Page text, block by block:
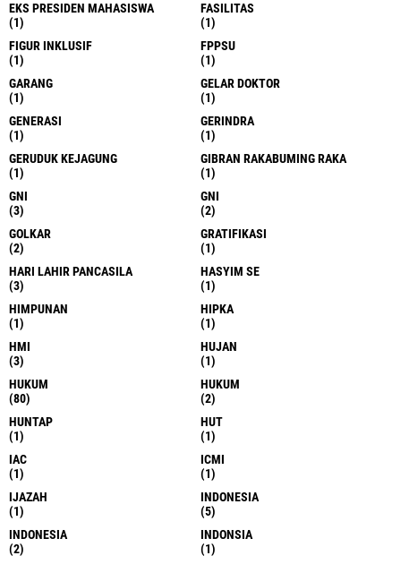
EKS PRESIDEN MAHASISWA
(1)
FASILITAS
(1)
FIGUR INKLUSIF
(1)
FPPSU
(1)
GARANG
(1)
GELAR DOKTOR
(1)
GENERASI
(1)
GERINDRA
(1)
GERUDUK KEJAGUNG
(1)
GIBRAN RAKABUMING RAKA
(1)
GNI
(3)
GNI
(2)
GOLKAR
(2)
GRATIFIKASI
(1)
HARI LAHIR PANCASILA
(3)
HASYIM SE
(1)
HIMPUNAN
(1)
HIPKA
(1)
HMI
(3)
HUJAN
(1)
HUKUM
(80)
HUKUM
(2)
HUNTAP
(1)
HUT
(1)
IAC
(1)
ICMI
(1)
IJAZAH
(1)
INDONESIA
(5)
INDONESIA
(2)
INDONSIA
(1)